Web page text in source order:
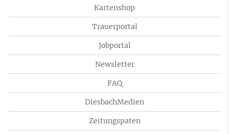
Kartenshop
Trauerportal
Jobportal
Newsletter
FAQ
DiesbachMedien
Zeitungspaten